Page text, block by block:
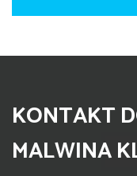
KONTAKT
MALWINA